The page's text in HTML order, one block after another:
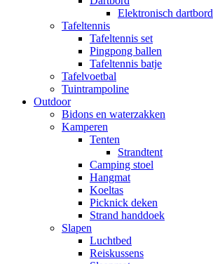
Elektronisch dartbord
Tafeltennis
Tafeltennis set
Pingpong ballen
Tafeltennis batje
Tafelvoetbal
Tuintrampoline
Outdoor
Bidons en waterzakken
Kamperen
Tenten
Strandtent
Camping stoel
Hangmat
Koeltas
Picknick deken
Strand handdoek
Slapen
Luchtbed
Reiskussens